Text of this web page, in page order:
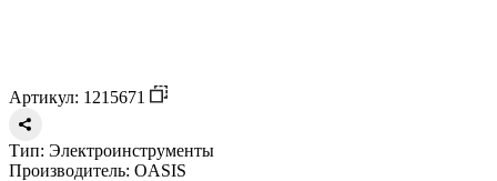
Артикул: 1215671
Тип: Электроинструменты
Производитель: OASIS